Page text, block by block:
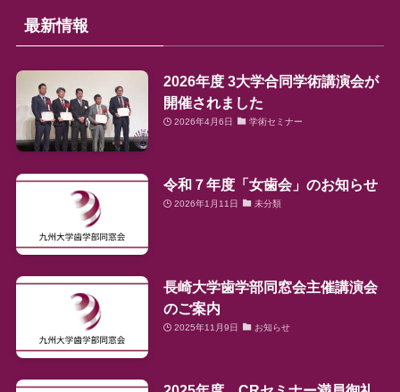
最新情報
2026年度 3大学合同学術講演会が
開催されました
2026年4月6日 学術セミナー
令和７年度「女歯会」のお知らせ
2026年1月11日 未分類
長崎大学歯学部同窓会主催講演会
のご案内
2025年11月9日 お知らせ